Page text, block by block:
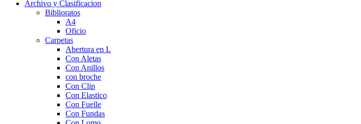
Archivo y Clasificacion
Biblioratos
A4
Oficio
Carpetas
Abertura en L
Con Aletas
Con Anillos
con broche
Con Clip
Con Elastico
Con Fuelle
Con Fundas